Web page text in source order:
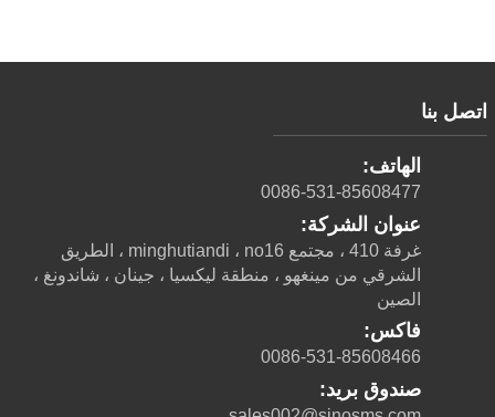
اتصل بنا
الهاتف:
0086-531-85608477
عنوان الشركة:
غرفة 410 ، مجتمع minghutiandi ، no16 ، الطريق
الشرقي من مينغهو ، منطقة ليكسيا ، جينان ، شاندونغ ،
الصين
فاكس:
0086-531-85608466
صندوق بريد: